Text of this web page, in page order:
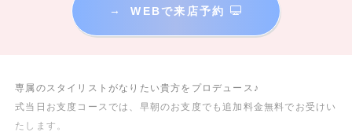
→ WEBで来店予約
専属のスタイリストがなりたい貴方をプロデュース♪
式当日お支度コースでは、早朝のお支度でも追加料金無料でお受けい
たします。